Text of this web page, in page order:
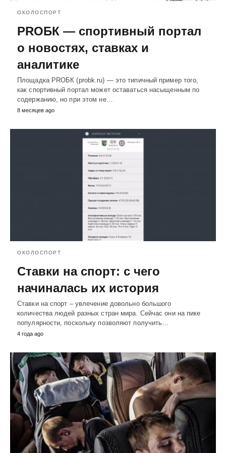
ОКОЛОСПОРТ
PROБК — спортивный портал
о новостях, ставках и
аналитике
Площадка PROБК (probk.ru) — это типичный пример того,
как спортивный портал может оставаться насыщенным по
содержанию, но при этом не…
8 месяцев ago
ОКОЛОСПОРТ
Ставки на спорт: с чего
начиналась их история
Ставки на спорт – увлечение довольно большого
количества людей разных стран мира. Сейчас они на пике
популярности, поскольку позволяют получить…
4 года ago